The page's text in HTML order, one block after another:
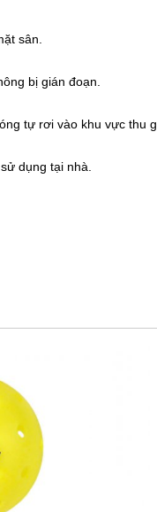
sân.
bị gián đoạn.
tự rơi vào khu vực thu
dụng tại nhà.